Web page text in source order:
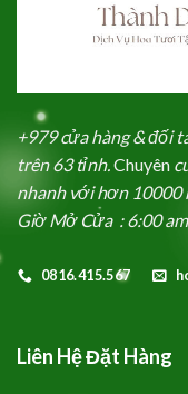
+979 cửa hàng & đối
trên 63 tỉnh.Chuyên
nhanh với hơn 10000
Giờ Mở Cửa : 6:00
0816.415.567
Liên Hệ Đặt Hàng